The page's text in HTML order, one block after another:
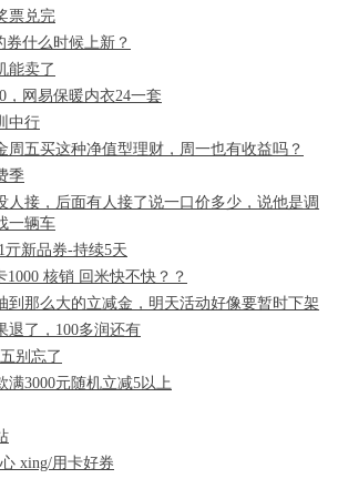
票兑完
券什么时候上新？
能卖了
，网易保暖内衣24一套
中行
周五买这种净值型理财，周一也有收益吗？
季
人接，后面有人接了说一口价多少，说他是调
一辆车
亓新品券-持续5天
1000 核销 回米快不快？？
到那么大的立减金，明天活动好像要暂时下架
退了，100多润还有
别忘了
满3000元随机立减5以上
xing/用卡好券